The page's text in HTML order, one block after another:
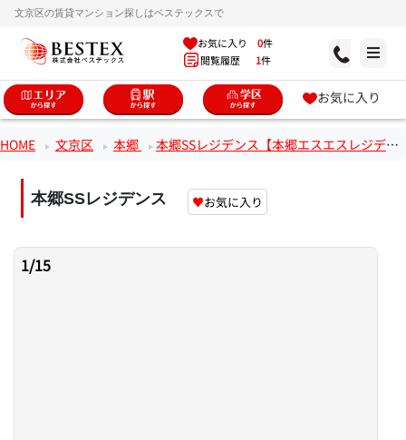
文京区の賃貸マンション探しはベステックスで
お気に入り 0件
閲覧履歴 1件
お気に入り
HOME 文京区 本郷 本郷SSレジデンス【本郷エスエスレジデンス】
本郷SSレジデンス ♥お気に入り
1/15